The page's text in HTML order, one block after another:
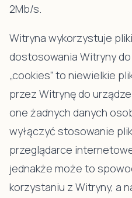
2Mb/s.
Witryna wykorzystuje
dostosowania Witryny
„cookies” to niewielkie
przez Witrynę do
one żadnych danych
wyłączyć stosowanie
przeglądarce
jednakże może to
korzystaniu z Witryny, a